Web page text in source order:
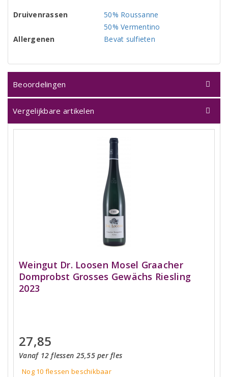
Druivenrassen
50% Roussanne
50% Vermentino
Allergenen
Bevat sulfieten
Beoordelingen
Vergelijkbare artikelen
Weingut Dr. Loosen Mosel Graacher
Domprobst Grosses Gewächs Riesling
2023
27,85
Vanaf 12 flessen 25,55 per fles
Nog 10 flessenbeschikbaar